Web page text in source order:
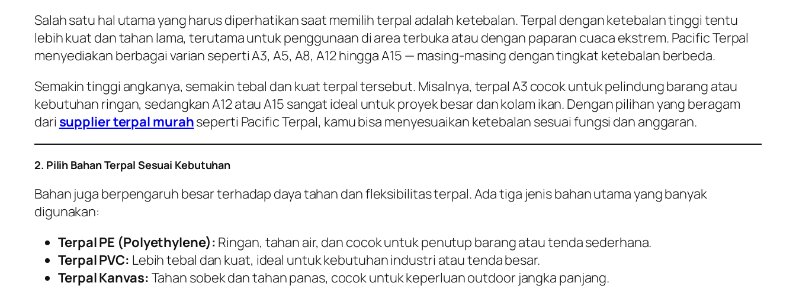
Salah satu hal utama yang harus diperhatikan saat memilih terpal adalah ketebalan. Terpal dengan ketebalan tinggi tentu
lebih kuat dan tahan lama, terutama untuk penggunaan di area terbuka atau dengan paparan cuaca ekstrem. Pacific Terpal
menyediakan berbagai varian seperti A3, A5, A8, A12 hingga A15 — masing-masing dengan tingkat ketebalan berbeda.
Semakin tinggi angkanya, semakin tebal dan kuat terpal tersebut. Misalnya, terpal A3 cocok untuk pelindung barang atau
kebutuhan ringan, sedangkan A12 atau A15 sangat ideal untuk proyek besar dan kolam ikan. Dengan pilihan yang beragam
dari supplier terpal murahseperti Pacific Terpal, kamu bisa menyesuaikan ketebalan sesuai fungsi dan anggaran.
2. Pilih Bahan Terpal Sesuai Kebutuhan
Bahan juga berpengaruh besar terhadap daya tahan dan fleksibilitas terpal. Ada tiga jenis bahan utama yang banyak
digunakan:
Terpal PE (Polyethylene): Ringan, tahan air, dan cocok untuk penutup barang atau tenda sederhana.
Terpal PVC: Lebih tebal dan kuat, ideal untuk kebutuhan industri atau tenda besar.
Terpal Kanvas: Tahan sobek dan tahan panas, cocok untuk keperluan outdoor jangka panjang.